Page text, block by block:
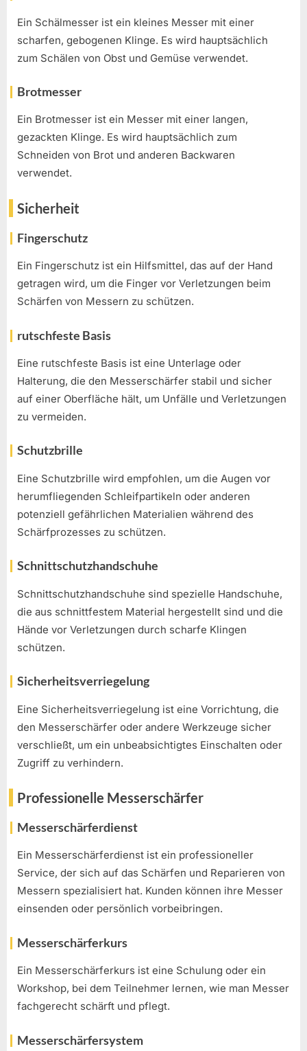
Ein Schälmesser ist ein kleines Messer mit einer
scharfen, gebogenen Klinge. Es wird hauptsächlich
zum Schälen von Obst und Gemüse verwendet.
Brotmesser
Ein Brotmesser ist ein Messer mit einer langen,
gezackten Klinge. Es wird hauptsächlich zum
Schneiden von Brot und anderen Backwaren
verwendet.
Sicherheit
Fingerschutz
Ein Fingerschutz ist ein Hilfsmittel, das auf der Hand
getragen wird, um die Finger vor Verletzungen beim
Schärfen von Messern zu schützen.
rutschfeste Basis
Eine rutschfeste Basis ist eine Unterlage oder
Halterung, die den Messerschärfer stabil und sicher
auf einer Oberfläche hält, um Unfälle und Verletzungen
zu vermeiden.
Schutzbrille
Eine Schutzbrille wird empfohlen, um die Augen vor
herumfliegenden Schleifpartikeln oder anderen
potenziell gefährlichen Materialien während des
Schärfprozesses zu schützen.
Schnittschutzhandschuhe
Schnittschutzhandschuhe sind spezielle Handschuhe,
die aus schnittfestem Material hergestellt sind und die
Hände vor Verletzungen durch scharfe Klingen
schützen.
Sicherheitsverriegelung
Eine Sicherheitsverriegelung ist eine Vorrichtung, die
den Messerschärfer oder andere Werkzeuge sicher
verschließt, um ein unbeabsichtigtes Einschalten oder
Zugriff zu verhindern.
Professionelle Messerschärfer
Messerschärferdienst
Ein Messerschärferdienst ist ein professioneller
Service, der sich auf das Schärfen und Reparieren von
Messern spezialisiert hat. Kunden können ihre Messer
einsenden oder persönlich vorbeibringen.
Messerschärferkurs
Ein Messerschärferkurs ist eine Schulung oder ein
Workshop, bei dem Teilnehmer lernen, wie man Messer
fachgerecht schärft und pflegt.
Messerschärfersystem